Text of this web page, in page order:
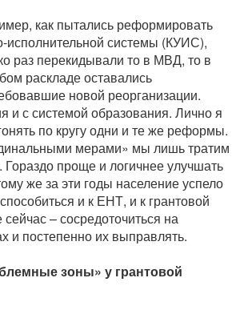
как пытались реформировать
исполнительной системы (КУИС),
раз перекидывали то в МВД, то в
раскладе оставались
новой реорганизации.
и с системой образования. Лично я
по кругу одни и те же реформы.
мерами» мы лишь тратим
проще и логичнее улучшать
же за эти годы население успело
и к ЕНТ, и к грантовой
– сосредоточиться на
и постепенно их выправлять.
зоны» у грантовой